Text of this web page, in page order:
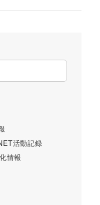
活動記録
情報